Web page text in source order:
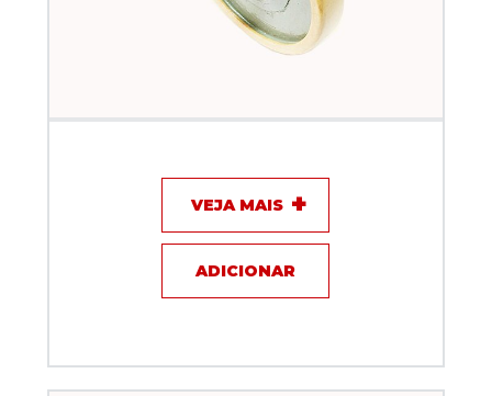
VEJA MAIS
ADICIONAR